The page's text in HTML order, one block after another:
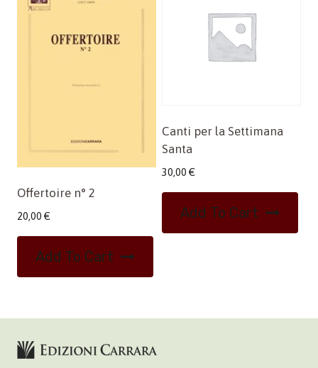
Offertoire n° 2
20,00 €
Add To Cart
Canti per la Settimana
Santa
30,00 €
Add To Cart